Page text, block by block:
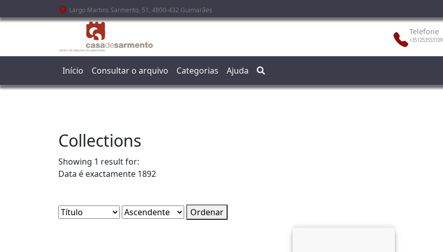
Passar para o conteúdo principalLargo Martins Sarmento, 51, 4800-432 Guimarães
Telefone
+351253553109
Início Consultar o arquivo Categorias Ajuda
Collections
Showing 1 result for:
Data é exactamente 1892
Ordenar